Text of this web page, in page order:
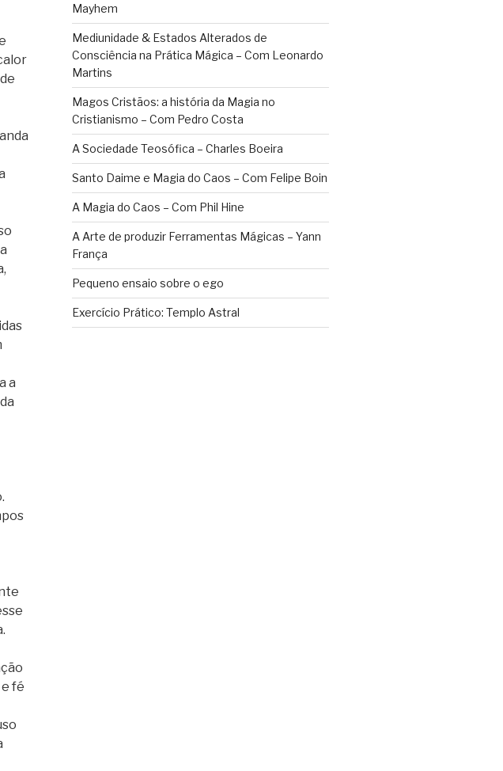
a
fé
Mayhem
Mediunidade & Estados Alterados de
Consciência na Prática Mágica – Com Leonardo
Martins
Magos Cristãos: a história da Magia no
Cristianismo – Com Pedro Costa
A Sociedade Teosófica – Charles Boeira
Santo Daime e Magia do Caos – Com Felipe Boin
A Magia do Caos – Com Phil Hine
A Arte de produzir Ferramentas Mágicas – Yann
França
Pequeno ensaio sobre o ego
Exercício Prático: Templo Astral